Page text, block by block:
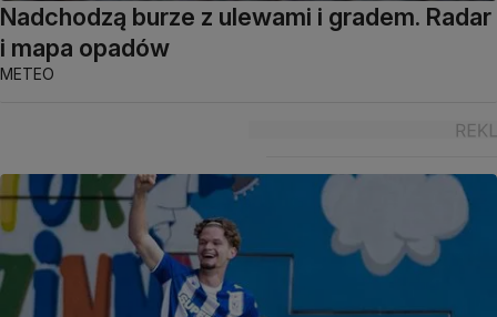
Nadchodzą burze z ulewami i gradem. Radar
i mapa opadów
METEO